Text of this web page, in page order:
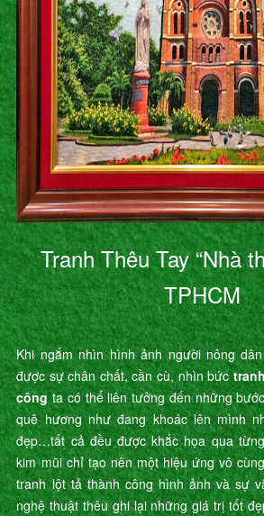
Tranh Thêu Tay “Nhà
TPHCM
Khi ngắm nhìn hình ảnh người nông
được sự chân chất, cần cù, nhìn bức
côngta có thể liên tưởng đến những
quê hương như đang khoác lên mình
đẹp…tất cả đều được khắc họa qua
kim mũi chỉ tạo nên một hiệu ứng vô
tranh lột tả thành công hình ảnh và sự
nghệ thuật thêu ghi lại những giá trị tốt